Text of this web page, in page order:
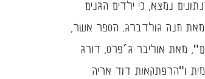
נמצא, כי ילדים הגנים
הראשון. אחריו במקום ה- 2, דורג הספר, "שוקימוקי", מאת חנה גולדברג. הספר אשר,
מאת אוליבר ג´פרס, דורג
ו"הרפתקאות דוד אריה